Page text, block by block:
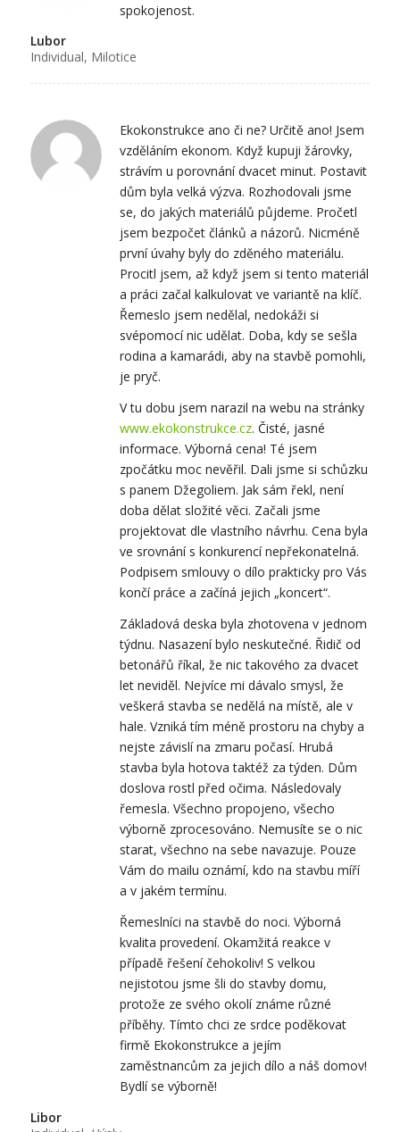
spokojenost.
Lubor
Individual, Milotice
Ekokonstrukce ano či ne? Určitě ano! Jsem
vzděláním ekonom. Když kupuji žárovky,
strávím u porovnání dvacet minut. Postavit
dům byla velká výzva. Rozhodovali jsme
se, do jakých materiálů půjdeme. Pročetl
jsem bezpočet článků a názorů. Nicméně
první úvahy byly do zděného materiálu.
Procitl jsem, až když jsem si tento materiál
a práci začal kalkulovat ve variantě na klíč.
Řemeslo jsem nedělal, nedokáži si
svépomocí nic udělat. Doba, kdy se sešla
rodina a kamarádi, aby na stavbě pomohli,
je pryč.
V tu dobu jsem narazil na webu na stránky
www.ekokonstrukce.cz. Čisté, jasné
informace. Výborná cena! Té jsem
zpočátku moc nevěřil. Dali jsme si schůzku
s panem Džegoliem. Jak sám řekl, není
doba dělat složité věci. Začali jsme
projektovat dle vlastního návrhu. Cena byla
ve srovnání s konkurencí nepřekonatelná.
Podpisem smlouvy o dílo prakticky pro Vás
končí práce a začíná jejich „koncert“.
Základová deska byla zhotovena v jednom
týdnu. Nasazení bylo neskutečné. Řidič od
betonářů říkal, že nic takového za dvacet
let neviděl. Nejvíce mi dávalo smysl, že
veškerá stavba se nedělá na místě, ale v
hale. Vzniká tím méně prostoru na chyby a
nejste závislí na zmaru počasí. Hrubá
stavba byla hotova taktéž za týden. Dům
doslova rostl před očima. Následovaly
řemesla. Všechno propojeno, všecho
výborně zprocesováno. Nemusíte se o nic
starat, všechno na sebe navazuje. Pouze
Vám do mailu oznámí, kdo na stavbu míří
a v jakém termínu.
Řemeslníci na stavbě do noci. Výborná
kvalita provedení. Okamžitá reakce v
případě řešení čehokoliv! S velkou
nejistotou jsme šli do stavby domu,
protože ze svého okolí známe různé
příběhy. Tímto chci ze srdce poděkovat
firmě Ekokonstrukce a jejím
zaměstnancům za jejich dílo a náš domov!
Bydlí se výborně!
Libor